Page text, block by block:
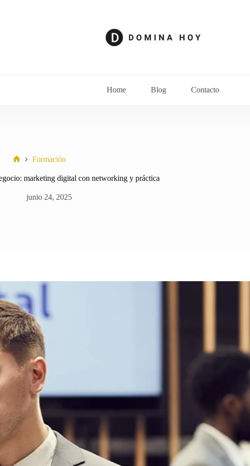
Home Blog Contacto
Formación
marketing digital con networking y práctica
junio 24, 2025